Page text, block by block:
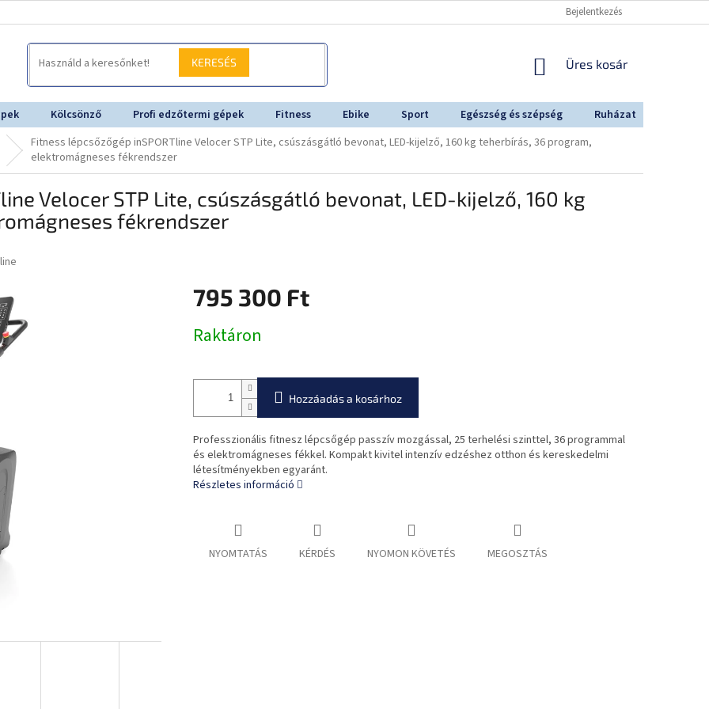
Bejelentkezés
KERESÉS KOSÁR
Üres kosár
Kölcsönző Profi edzőtermi gépek Fitness Ebike Sport Egészség és szépség Ruházat
Fitness lépcsőzőgép inSPORTline Velocer STP Lite, csúszásgátló bevonat, LED-kijelző, 160 kg teherbírás, 36 program,
elektromágneses fékrendszer
Velocer STP Lite, csúszásgátló bevonat, LED-kijelző, 160 kg
fékrendszer
795 300 Ft
Raktáron
Hozzáadás a kosárhoz
Professzionális fitnesz lépcsőgép passzív mozgással, 25 terhelési szinttel, 36 programmal
és elektromágneses fékkel. Kompakt kivitel intenzív edzéshez otthon és kereskedelmi
létesítményekben egyaránt.
Részletes információ
NYOMTATÁS KÉRDÉS NYOMON KÖVETÉS MEGOSZTÁS